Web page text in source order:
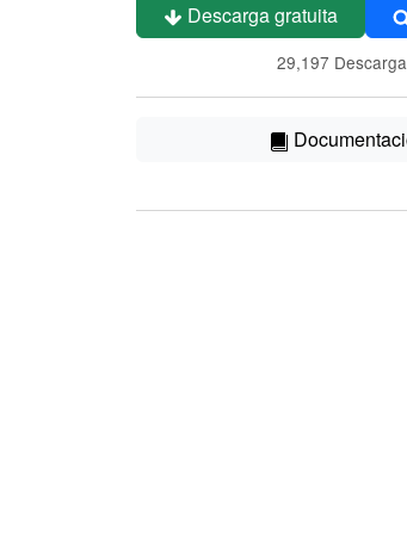
Descarga gratuita
29,197